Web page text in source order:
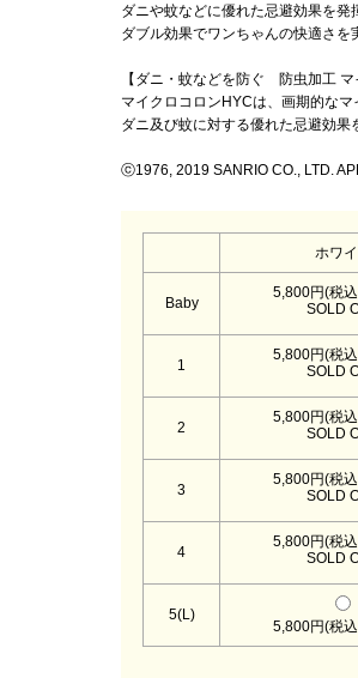
ダニや蚊などに優れた忌避効果を
ダブル効果でワンちゃんの快適さを
【ダニ・蚊などを防ぐ 防虫加工
マイクロコロンHYCは、画期的な
ダニ及び蚊に対する優れた忌避効果
ⓒ1976, 2019 SANRIO CO., LTD.
ホワ
Baby
5,800円(税
SOLD
1
5,800円(税
SOLD
2
5,800円(税
SOLD
3
5,800円(税
SOLD
4
5,800円(税
SOLD
5(L)
5,800円(税